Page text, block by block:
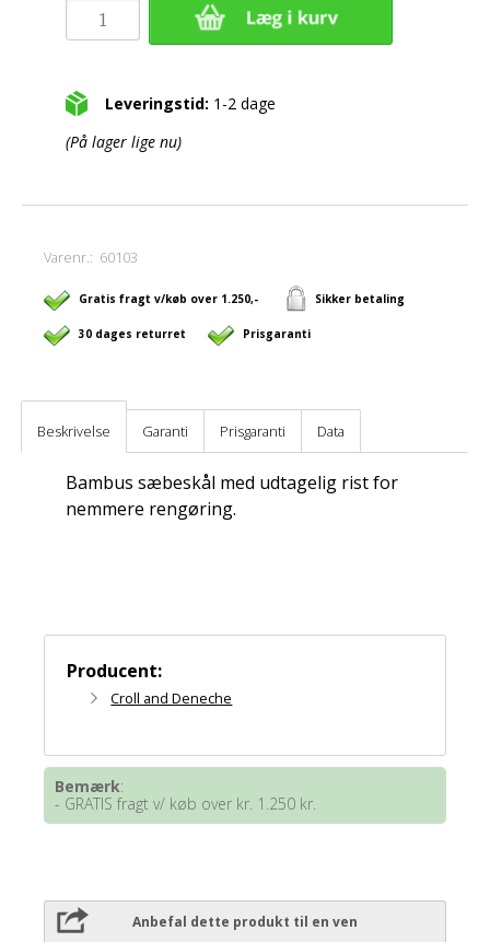
Leveringstid: 1-2 dage
(På lager lige nu)
Varenr.: 60103
Gratis fragt v/køb over 1.250,- Sikker betaling
30 dages returret Prisgaranti
Beskrivelse Garanti Prisgaranti Data
Bambus sæbeskål med udtagelig rist for
nemmere rengøring.
Producent:
Croll and Deneche
Bemærk:
- GRATIS fragt v/ køb over kr. 1.250 kr.
Anbefal dette produkt til en ven